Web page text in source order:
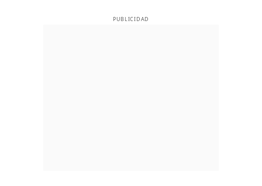
PUBLICIDAD